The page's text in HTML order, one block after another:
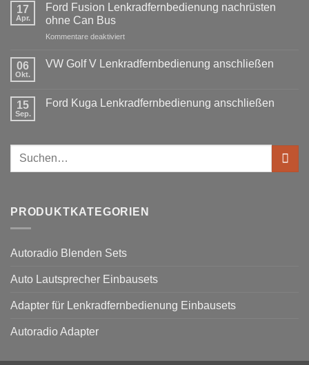
Radio
Tausch
1
DIN
DIN
Passat
was
benötigt
17
Apr.
Ford Fusion Lenkradfernbedienung nachrüsten
ohne Can Bus
Kommentare deaktiviertfür
Fusion
Can
06
Okt.
VW Golf V Lenkradfernbedienung anschließen
VW
15
Sep.
Ford Kuga Lenkradfernbedienung anschließen
Ford
Lenkradfernbedienung
anschließen
Suchen
PRODUKTKATEGORIEN
Autoradio Blenden Sets
Auto Lautsprecher Einbausets
Adapter für Lenkradfernbedienung Einbausets
Autoradio Adapter